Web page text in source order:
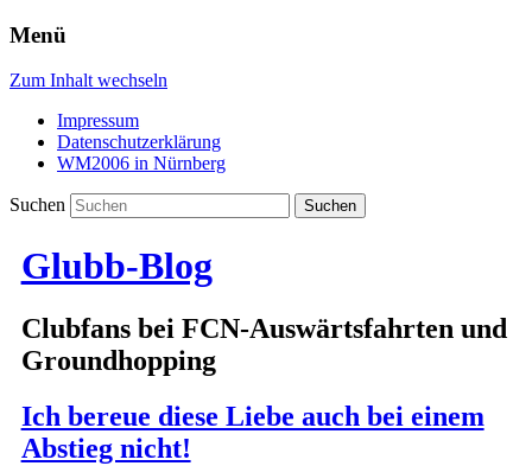
Menü
Zum Inhalt wechseln
Impressum
Datenschutzerklärung
WM2006 in Nürnberg
Suchen
Glubb-Blog
Clubfans bei FCN-Auswärtsfahrten und
Groundhopping
Ich bereue diese Liebe auch bei einem
Abstieg nicht!